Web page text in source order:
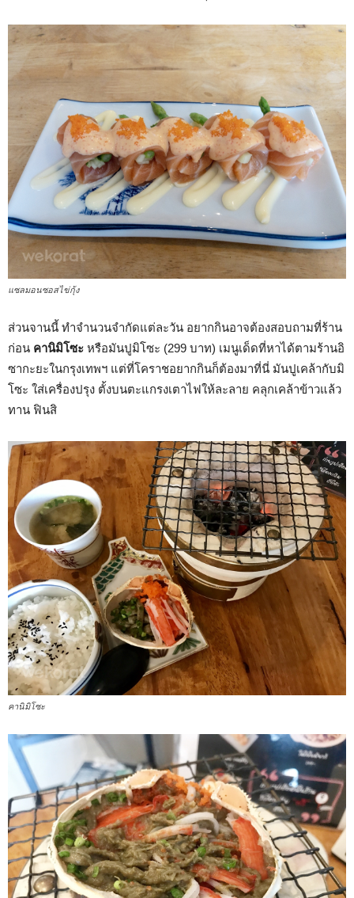
แซลมอนซอสไข่กุ้ง
ส่วนจานนี้ ทำจำนวนจำกัดแต่ละวัน อยากกินอาจต้องสอบถามที่ร้าน
ก่อน คานิมิโซะ หรือมันปูมิโซะ (299 บาท) เมนูเด็ดที่หาได้ตามร้านอิ
ซากะยะในกรุงเทพฯ แต่ที่โคราชอยากกินก็ต้องมาที่นี่ มันปูเคล้ากับมิ
โซะ ใส่เครื่องปรุง ตั้งบนตะแกรงเตาไฟให้ละลาย คลุกเคล้าข้าวแล้ว
ทาน ฟินสิ
คานิมิโซะ